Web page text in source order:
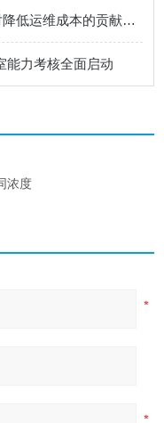
氨氮试剂/NA8000常温保存特性对降低运维成本的贡献分析
能力考核全面启动
浓度